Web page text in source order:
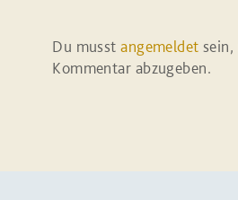
Du musstangemeldet
Kommentar abzugeben.